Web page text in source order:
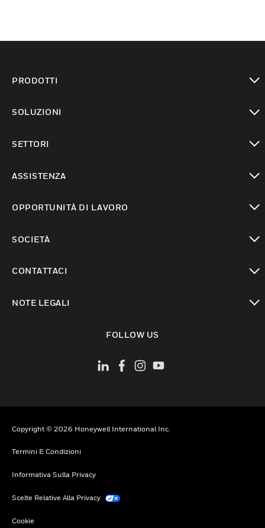
PRODOTTI
SOLUZIONI
SETTORI
ASSISTENZA
OPPORTUNITÀ DI LAVORO
SOCIETÀ
CONTATTACI
NOTE LEGALI
FOLLOW US
Copyright © 2026 Honeywell International Inc.
Termini E Condizioni
Informativa Sulla Privacy
Scelte Relative Alla Privacy
Cookie